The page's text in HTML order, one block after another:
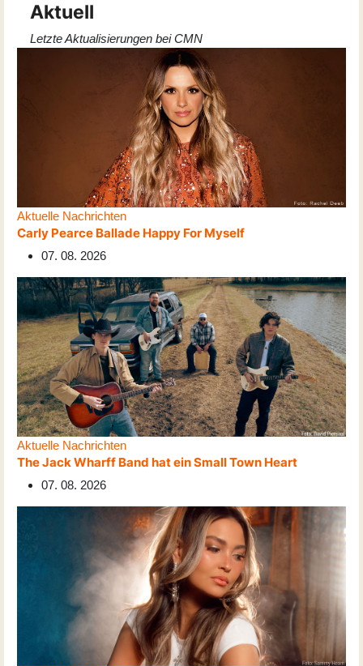
Aktuell
Letzte Aktualisierungen bei CMN
Aktuelle Nachrichten
Carly Pearce Ballade Happy For Myself
07. 08. 2026
Aktuelle Nachrichten
The Jack Wharff Band hat ein Small Town Heart
07. 08. 2026